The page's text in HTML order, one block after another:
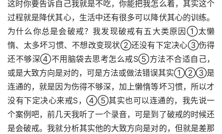
这时你要告诉自己我就是不吃，你能把我怎么着，其实这个
过程就是降伏其心，生活中还有很多可以降伏其心的训练。
为什么你总是会破戒？我发现破戒有五大类原因①太懒
惰、太多坏习惯、不想改变现状②还没有下定决心③伤得
还不够深④不用脑袋去思考怎么戒S⑤方法不合适自己，
或是大致方向是对的，可是方法或做法错误其实①②③是
连通的，就是因为伤得不够深，加上懒惰等坏习惯，所以才
没有下定决心来戒S，④⑤其实也可以连通的，我先说一
个案例吧，前几天我听了一个录音，可是到了破戒的时候还
是会破戒。我就分析其实他的大致方向是对的，但就是差那